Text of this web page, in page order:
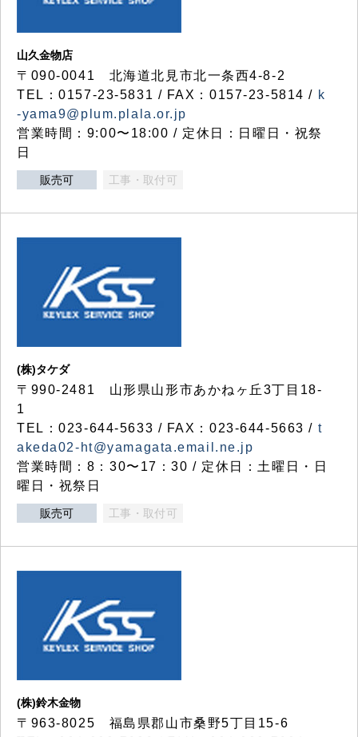
山久金物店
〒090-0041 北海道北見市北一条西4-8-2
TEL：0157-23-5831 / FAX：0157-23-5814 / k
-yama9@plum.plala.or.jp
営業時間：9:00〜18:00 / 定休日：日曜日・祝祭
日
販売可 工事・取付可
(株)タケダ
〒990-2481 山形県山形市あかねヶ丘3丁目18-
1
TEL：023-644-5633 / FAX：023-644-5663 / t
akeda02-ht@yamagata.email.ne.jp
営業時間：8：30〜17：30 / 定休日：土曜日・日
曜日・祝祭日
販売可 工事・取付可
(株)鈴木金物
〒963-8025 福島県郡山市桑野5丁目15-6